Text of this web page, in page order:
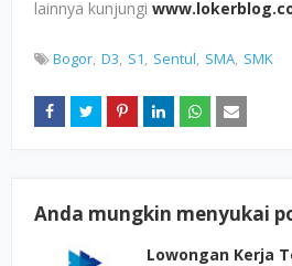
lainnya kunjungi
Bogor D3 S1 Sentul SMA SMK
Anda mungkin menyukai
Lowongan Kerja